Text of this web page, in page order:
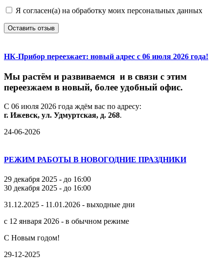
Я согласен(а) на обработку моих персональных данных
Оставить отзыв
НК-Прибор переезжает: новый адрес с 06 июля 2026 года!
Мы растём и развиваемся и в связи с этим
переезжаем в новый, более удобный офис.
С 06 июля 2026 года ждём вас по адресу:
г. Ижевск, ул. Удмуртская, д. 268.
24-06-2026
РЕЖИМ РАБОТЫ В НОВОГОДНИЕ ПРАЗДНИКИ
29 декабря 2025 - до 16:00
30 декабря 2025 - до 16:00
31.12.2025 - 11.01.2026 - выходные дни
с 12 января 2026 - в обычном режиме
С Новым годом!
29-12-2025